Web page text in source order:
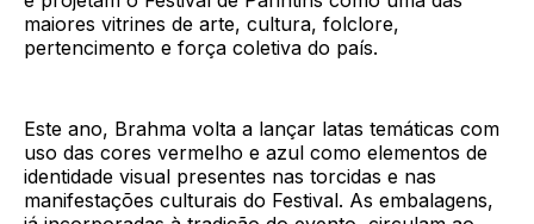
maiores vitrines de arte, cultura, folclore,
pertencimento e força coletiva do país.
Este ano, Brahma volta a lançar latas temáticas com
uso das cores vermelho e azul como elementos de
identidade visual presentes nas torcidas e nas
manifestações culturais do Festival. As embalagens,